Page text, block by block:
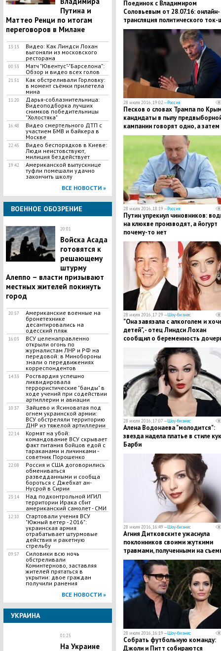
Путина и
Маттео Ренци по итогам
переговоров в Милане
13:13
Видео: Как Линдси Лохан
выгоняли из московского
ресторана
00:53
Матч "Ювентус"-"Барселона":
Обзор и видео всех голов
21:51
Как обстреливали Горловку:
в момент съёмки прилетела
мина
11:20
Дарья-соблазнительница:
Видеоподборка лучших
снимков победительницы
"Холостяка"
16:48
Видео смертельного ДТП с
участием БМВ и байкера в
Москве
22:45
Видео беспорядков в Киеве:
Люди неистовствуют,
милиция бездействует
19:42
Американской выпускнице
туфли помешали удачно
закончить школу
ВСЕ НОВОСТИ »
ВОЕННОЕ ОБОЗРЕНИЕ
20:01
Войска Асада
готовятся к
решающему
штурму
Алеппо – власти призывают
местных жителей покинуть
город
20:57
Американские военные на
бронетехнике
десантировались на
одесский пляж
16:03
ВСУ целенаправленно
открыли огонь по
журналистам ЛНР и РФ на
передовой: в Минобороны
знали о передвижениях
корреспондентов
14:33
Росгвардия успешно
ликвидировала
террористические "банды" в
ходе учений при содействии
артиллерии и авиации
10:37
Зайцево и Ясиноватая под
огнем украинской армии:
ВСУ обстреляли территорию
ДНР из тяжелой артиллерии
22:14
Кормят на убой:
командование ВСУ скрывает
факт питания бойцов едой с
тараканами и личинками -
советник Порошенко
22:08
Россия и США договорились
обмениваться
разведданными и сообща
бороться с Джебхат ан-
Нусрой в Сирии
23:14
Над подконтрольной ИГИЛ
территории Ирака сбит
американский самолет - СМИ
12:10
Стартовали учения ВСУ
"Южный ветер - 2016":
украинская армия
отрабатывает штурмовые
действия и ракетную
стрельбу
09:57
Силовики всю ночь
обстреливали
Коминтерново, заставляя
жителей прятаться в
укрытии: двое граждан
получили ранения
ВСЕ НОВОСТИ »
УКРАИНА
01:25
На Украине
Поединок с Владимиром
Соловьевым от 28.07.16: онлайн-
трансляция политического ток-
28 июля 2016, 19:02 —Россия
Песков о словах Трампа по
кандидаты в пылу
кампании говорят одно, а затем
меняют риторику
28 июля 2016, 18:19 —Россия
Путин упрекнул чиновников:
на клюкве производят, а йогурт
почему-то нет
28 июля 2016, 17:29 —Шоу-бизнес
"Она завязала с алкоголем и
детей", - отец Линдси Лохан
сообщил о беременность
28 июля 2016, 17:07 —Шоу-бизнес
Алена Водонаева "молодится":
звезда надела платье в стиле
Барби
28 июля 2016, 16:49 —Шоу-бизнес
Агния Дитковските ужаснула
поклонников своими жуткими
травмами, полученными на
28 июля 2016, 16:19 —Шоу-бизнес
Собрать футбольную команду:
Джоли и Питт собираются